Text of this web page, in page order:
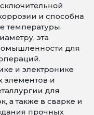
и способна
температуры.
эта
для
и электронике
элементов и
для
а также в сварке и
прочных